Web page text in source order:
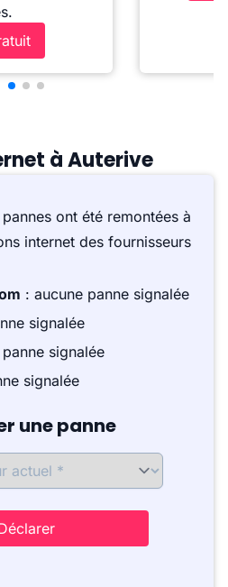
à Auterive
ont été remontées à
internet des fournisseurs
: aucune panne signalée
signalée
signalée
signalée
une panne